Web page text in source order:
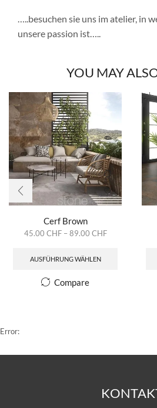
…..besuchen sie uns im atelier, in
unsere passion ist…..
YOU MAY
Cerf Brown
45.00 CHF–89.00 CHF
AUSFÜHRUNG WÄHLEN
Compare
Error: